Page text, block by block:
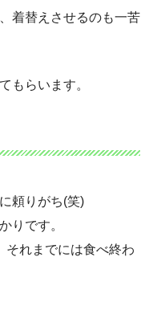
着替えさせるのも一苦
もらいます。
頼りがち(笑)
りです。
それまでには食べ終わ